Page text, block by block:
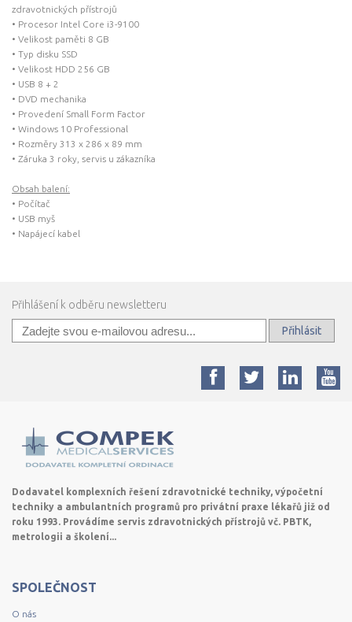
zdravotnických přístrojů
• Procesor Intel Core i3-9100
• Velikost paměti 8 GB
• Typ disku SSD
• Velikost HDD 256 GB
• USB 8 + 2
• DVD mechanika
• Provedení Small Form Factor
• Windows 10 Professional
• Rozměry 313 x 286 x 89 mm
• Záruka 3 roky, servis u zákazníka
Obsah balení:
• Počítač
• USB myš
• Napájecí kabel
Přihlášení k odběru newsletteru
Přihlásit
Dodavatel komplexních řešení zdravotnické techniky, výpočetní
techniky a ambulantních programů pro privátní praxe lékařů již od
roku 1993. Provádíme servis zdravotnických přístrojů vč. PBTK,
metrologii a školení...
SPOLEČNOST
O nás